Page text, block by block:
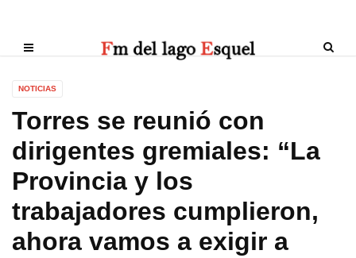
NOTICIAS
Torres se reunió con
dirigentes gremiales: “La
Provincia y los
trabajadores cumplieron,
ahora vamos a exigir a